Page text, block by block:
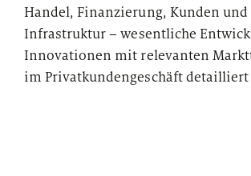
Handel, Finanzierung, Kunden und
Infrastruktur–wesentliche
Innovationen mit relevanten
im Privatkundengeschäft detailliert